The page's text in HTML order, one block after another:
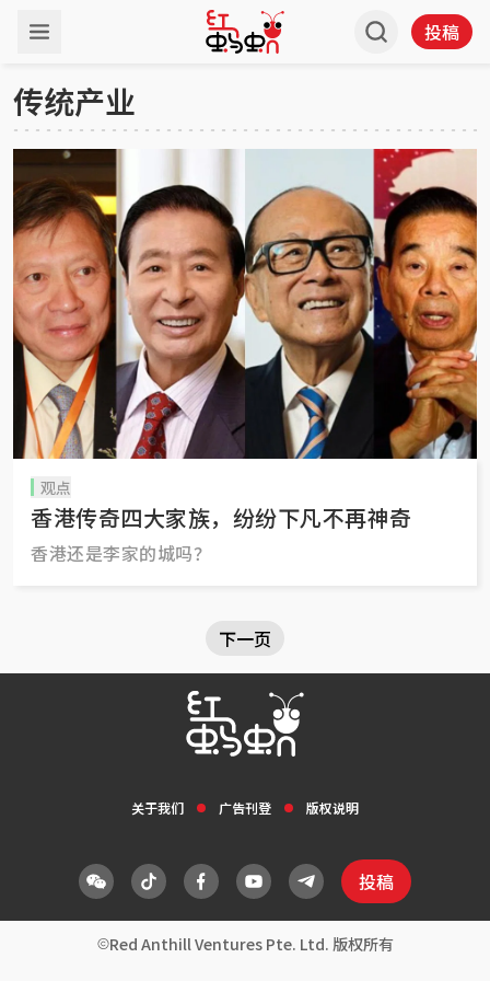
投稿
传统产业
观点
香港传奇四大家族，纷纷下凡不再神奇
香港还是李家的城吗？
下一页
关于我们 广告刊登 版权说明
投稿
Red Anthill Ventures Pte. Ltd. 版权所有